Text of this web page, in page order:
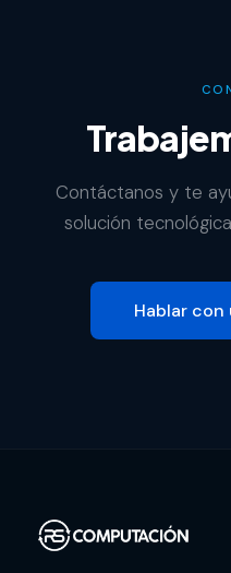
Contáctanos y te
solución
Hablar con